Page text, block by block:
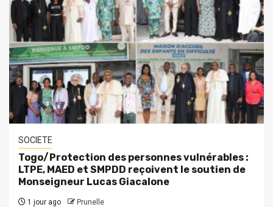
SOCIETE
Togo/Protection des personnes vulnérables :
LTPE, MAED et SMPDD reçoivent le soutien de
Monseigneur Lucas Giacalone
1 jour ago Prunelle